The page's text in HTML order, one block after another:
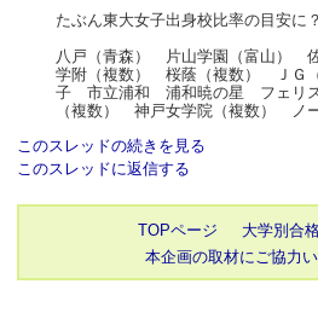
たぶん東大女子出身校比率の目安に？
八戸（青森） 片山学園（富山）
学附（複数） 桜蔭（複数） Ｊ
子 市立浦和 浦和暁の星 フェリ
（複数） 神戸女学院（複数） ノ
このスレッドの続きを見る
このスレッドに返信する
TOPページ 大学別合
本企画の取材にご協力